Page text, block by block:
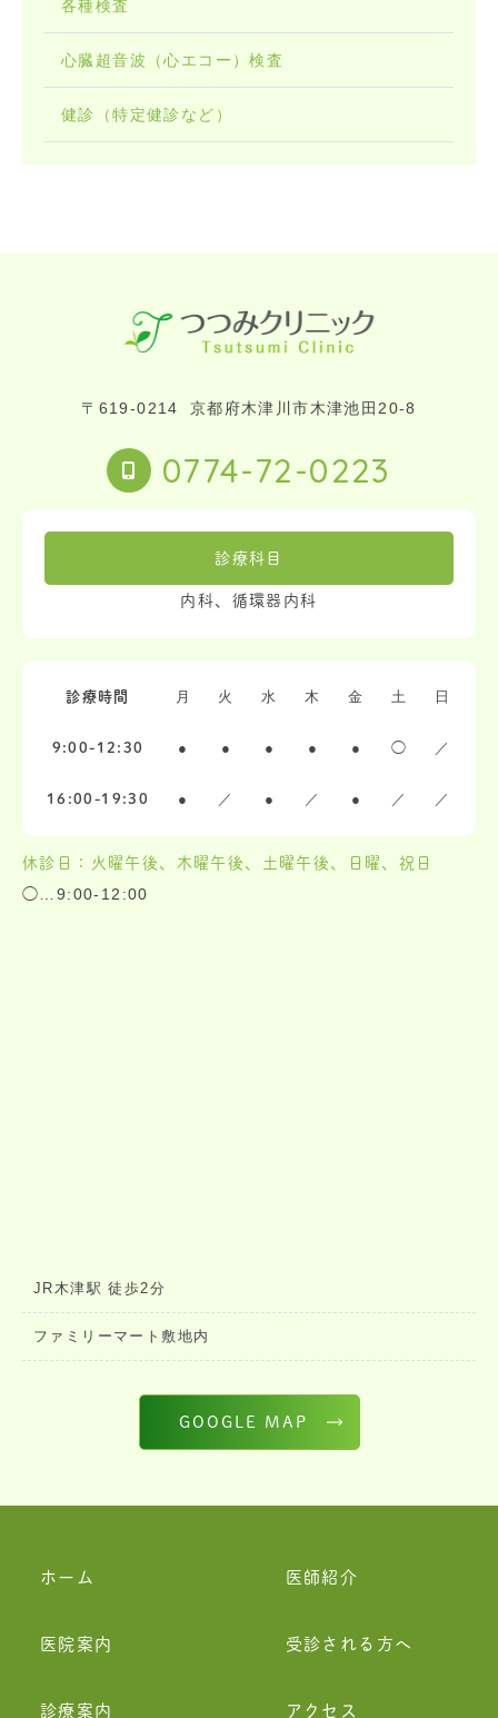
各種検査
心臓超音波（心エコー）検査
健診（特定健診など）
〒619-0214 京都府木津川市木津池田20-8
0774-72-0223
診療科目
内科、循環器内科
診療時間 月 火 水 木 金 土 日
9:00-12:30 ● ● ● ● ● ◯ ／
16:00-19:30 ● ／ ● ／ ● ／ ／
休診日：火曜午後、木曜午後、土曜午後、日曜、祝日
◯…9:00-12:00
JR木津駅 徒歩2分
ファミリーマート敷地内
GOOGLE MAP
ホーム 医師紹介
医院案内 受診される方へ
診療案内 アクセス